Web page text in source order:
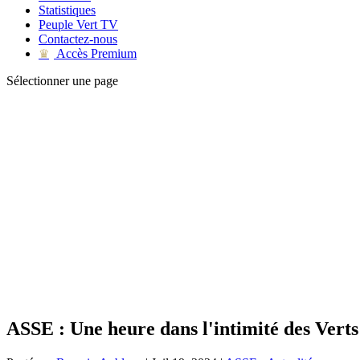
Statistiques
Peuple Vert TV
Contactez-nous
♛
Accès Premium
Sélectionner une page
ASSE : Une heure dans l'intimité des